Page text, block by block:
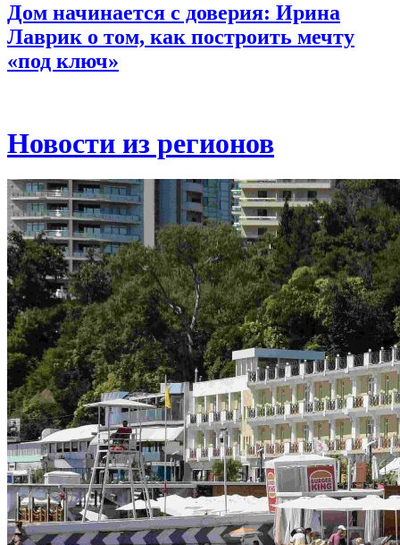
Дом начинается с доверия: Ирина
Лаврик о том, как построить мечту
«под ключ»
Новости из регионов